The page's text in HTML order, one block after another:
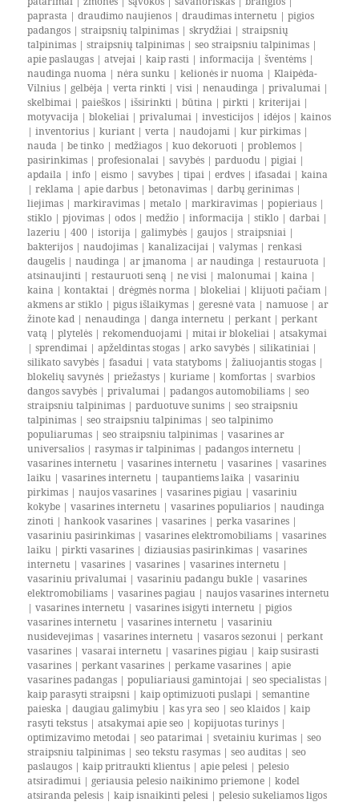
paprasta |draudimo naujienos |draudimas internetu |pigios
padangos |straipsnių talpinimas |skrydžiai |straipsnių
talpinimas |straipsnių talpinimas |seo straipsniu talpinimas |
apie paslaugas |atvejai |kaip rasti |informacija |šventėms |
naudinga nuoma |nėra sunku |kelionės ir nuoma |Klaipėda-
Vilnius | gelbėja |verta rinkti |visi |nenaudinga |privalumai |
skelbimai |paieškos |išsirinkti |būtina |pirkti |kriterijai |
motyvacija |blokeliai |privalumai |investicijos |idėjos |kainos
|inventorius |kuriant |verta |naudojami |kur pirkimas |
nauda |be tinko |medžiagos |kuo dekoruoti |problemos |
pasirinkimas |profesionalai |savybės |parduodu |pigiai |
apdaila |info |eismo |savybes |tipai |erdves |ifasadai |kaina
|reklama |apie darbus |betonavimas |darbų gerinimas |
liejimas |markiravimas |metalo |markiravimas |popieriaus |
stiklo |pjovimas |odos |medžio |informacija |stiklo |darbai |
lazeriu |400 |istorija | galimybės | gaujos |straipsniai |
bakterijos |naudojimas |kanalizacijai |valymas |renkasi
daugelis |naudinga |ar įmanoma |ar naudinga |restauruota |
atsinaujinti |restauruoti seną |ne visi |malonumai |kaina |
kaina |kontaktai |drėgmės norma |blokeliai |klijuoti pačiam |
akmens ar stiklo |pigus išlaikymas | geresnė vata |namuose |ar
žinote kad |nenaudinga |danga internetu |perkant |perkant
vatą |plytelės |rekomenduojami |mitai ir blokeliai |atsakymai
|sprendimai |apželdintas stogas |arko savybės |silikatiniai |
silikato savybės |fasadui |vata statyboms |žaliuojantis stogas |
blokelių savynės |priežastys |kuriame |komfortas |svarbios
dangos savybės |privalumai |padangos automobiliams |seo
straipsniu talpinimas |parduotuve sunims |seo straipsniu
talpinimas |seo straipsniu talpinimas |seo talpinimo
populiarumas |seo straipsniu talpinimas |vasarines ar
universalios |rasymas ir talpinimas |padangos internetu |
vasarines internetu |vasarines internetu |vasarines |vasarines
laiku |vasarines internetu |taupantiems laika |vasariniu
pirkimas |naujos vasarines |vasarines pigiau |vasariniu
kokybe |vasarines internetu |vasarines populiarios |naudinga
zinoti |hankook vasarines |vasarines |perka vasarines |
vasariniu pasirinkimas |vasarines elektromobiliams |vasarines
laiku |pirkti vasarines |diziausias pasirinkimas |vasarines
internetu |vasarines |vasarines |vasarines internetu |
vasariniu privalumai |vasariniu padangu bukle |vasarines
elektromobiliams |vasarines pagiau |naujos vasarines internetu
|vasarines internetu |vasarines isigyti internetu |pigios
vasarines internetu |vasarines internetu |vasariniu
nusidevejimas |vasarines internetu |vasaros sezonui |perkant
vasarines |vasarai internetu |vasarines pigiau |kaip susirasti
vasarines |perkant vasarines |perkame vasarines |apie
vasarines padangas |populiariausi gamintojai |seo specialistas |
kaip parasyti straipsni |kaip optimizuoti puslapi |semantine
paieska |daugiau galimybiu |kas yra seo |seo klaidos |kaip
rasyti tekstus |atsakymai apie seo |kopijuotas turinys |
optimizavimo metodai |seo patarimai |svetainiu kurimas |seo
straipsniu talpinimas |seo tekstu rasymas |seo auditas |seo
paslaugos |kaip pritraukti klientus |apie pelesi |pelesio
atsiradimui | geriausia pelesio naikinimo priemone |kodel
atsiranda pelesis |kaip isnaikinti pelesi |pelesio sukeliamos ligos